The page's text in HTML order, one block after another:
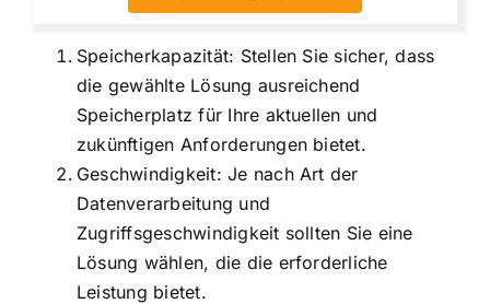
Speicherkapazität: Stellen Sie sicher, dass
die gewählte Lösung ausreichend
Speicherplatz für Ihre aktuellen und
zukünftigen Anforderungen bietet.
Geschwindigkeit: Je nach Art der
Datenverarbeitung und
Zugriffsgeschwindigkeit sollten Sie eine
Lösung wählen, die die erforderliche
Leistung bietet.